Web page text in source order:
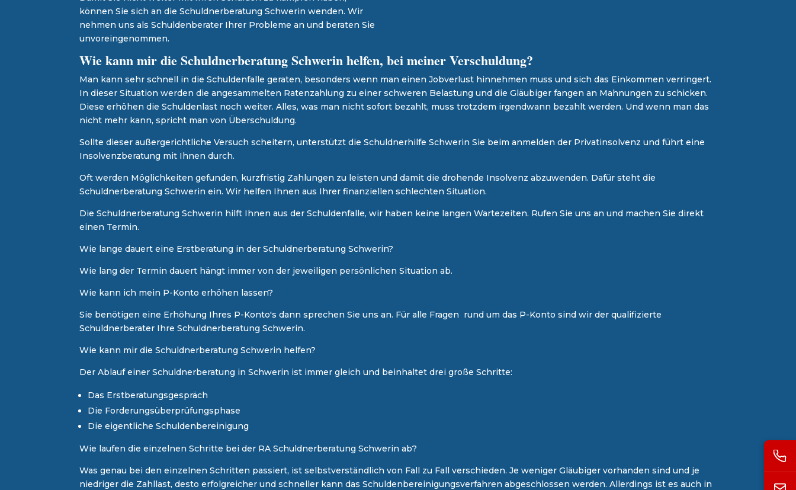
können Sie sich an die Schuldnerberatung Schwerin wenden. Wir
nehmen uns als Schuldenberater Ihrer Probleme an und beraten Sie
unvoreingenommen.
Wie kann mir die Schuldnerberatung Schwerin helfen, bei meiner Verschuldung?
Man kann sehr schnell in die Schuldenfalle geraten, besonders wenn man einen Jobverlust hinnehmen muss und sich das Einkommen verringert.
In dieser Situation werden die angesammelten Ratenzahlung zu einer schweren Belastung und die Gläubiger fangen an Mahnungen zu schicken.
Diese erhöhen die Schuldenlast noch weiter. Alles, was man nicht sofort bezahlt, muss trotzdem irgendwann bezahlt werden. Und wenn man das
nicht mehr kann, spricht man von Überschuldung.
Sollte dieser außergerichtliche Versuch scheitern, unterstützt die Schuldnerhilfe Schwerin Sie beim anmelden der Privatinsolvenz und führt eine
Insolvenzberatung mit Ihnen durch.
Oft werden Möglichkeiten gefunden, kurzfristig Zahlungen zu leisten und damit die drohende Insolvenz abzuwenden. Dafür steht die
Schuldnerberatung Schwerin ein. Wir helfen Ihnen aus Ihrer finanziellen schlechten Situation.
Die Schuldnerberatung Schwerin hilft Ihnen aus der Schuldenfalle, wir haben keine langen Wartezeiten. Rufen Sie uns an und machen Sie direkt
einen Termin.
Wie lange dauert eine Erstberatung in der Schuldnerberatung Schwerin?
Wie lang der Termin dauert hängt immer von der jeweiligen persönlichen Situation ab.
​Wie kann ich mein P-Konto erhöhen lassen?
Sie benötigen eine Erhöhung Ihres P-Konto's dann sprechen Sie uns an. Für alle Fragen rund um das P-Konto sind wir der qualifizierte
Schuldnerberater Ihre Schuldnerberatung Schwerin.
Wie kann mir die Schuldnerberatung Schwerin helfen?
Der Ablauf einer Schuldnerberatung in Schwerin ist immer gleich und beinhaltet drei große Schritte:
Das Erstberatungsgespräch
Die Forderungsüberprüfungsphase
Die eigentliche Schuldenbereinigung
Wie laufen die einzelnen Schritte bei der RA Schuldnerberatung Schwerin ab?​​
Was genau bei den einzelnen Schritten passiert, ist selbstverständlich von Fall zu Fall verschieden. Je weniger Gläubiger vorhanden sind und je
niedriger die Zahllast, desto erfolgreicher und schneller kann das Schuldenbereinigungsverfahren abgeschlossen werden. Allerdings ist es auch in